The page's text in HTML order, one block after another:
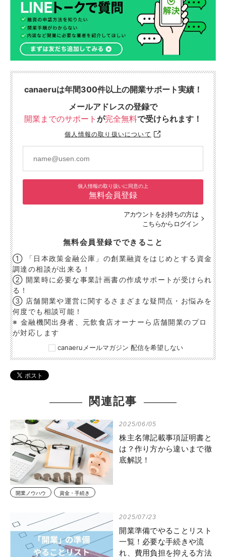
canaeruは年間300件以上の開業サポート実績！
メールアドレスの登録で
開業までのサポート が完全無料で受けられます！
個人情報の取り扱いについて
個人情報の取り扱いに同意の上
無料会員登録
アカウントをお持ちの方は
こちらからログイン
無料会員登録でできること
① 「日本政策金融公庫」の創業融資をはじめとする資金
調達の相談が出来る！
② 開業時に必要な事業計画書の作成サポートが受けられ
る！
③ 店舗開業や運営に関するさまざまな疑問点・お悩みを
何度でも相談可能！
※ 金融機関出身者、元飲食店オーナーら店舗開業のプロ
が対応します
canaeruメールマガジン 配信を希望しない
関連記事
2025/06/05
株主名簿記載事項証明書と
は？作り方から違いまで徹
底解説！
開業ノウハウ 資金・手続き
2025/07/23
開業準備でやることリスト
一覧！必要な手続きや流
れ、費用負担を抑える方法